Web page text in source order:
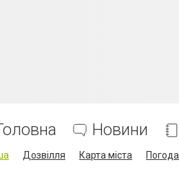
Новини
Дозвілля Карта міста Погода